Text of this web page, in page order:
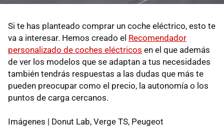
Si te has planteado comprar un coche eléctrico, esto te
va a interesar. Hemos creado el Recomendador
personalizado de coches eléctricos en el que además
de ver los modelos que se adaptan a tus necesidades
también tendrás respuestas a las dudas que más te
pueden preocupar como el precio, la autonomía o los
puntos de carga cercanos.
Imágenes | Donut Lab, Verge TS, Peugeot